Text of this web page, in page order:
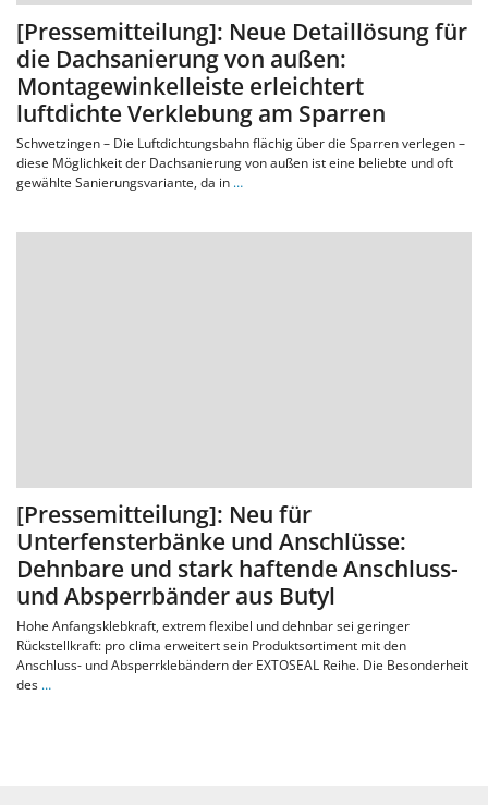
[Pressemitteilung]: Neue Detaillösung für
die Dachsanierung von außen:
Montagewinkelleiste erleichtert
luftdichte Verklebung am Sparren
Schwetzingen – Die Luftdichtungsbahn flächig über die Sparren verlegen –
diese Möglichkeit der Dachsanierung von außen ist eine beliebte und oft
gewählte Sanierungsvariante, da in …
[Pressemitteilung]: Neu für
Unterfensterbänke und Anschlüsse:
Dehnbare und stark haftende Anschluss-
und Absperrbänder aus Butyl
Hohe Anfangsklebkraft, extrem flexibel und dehnbar sei geringer
Rückstellkraft: pro clima erweitert sein Produktsortiment mit den
Anschluss- und Absperrklebändern der EXTOSEAL Reihe. Die Besonderheit
des …